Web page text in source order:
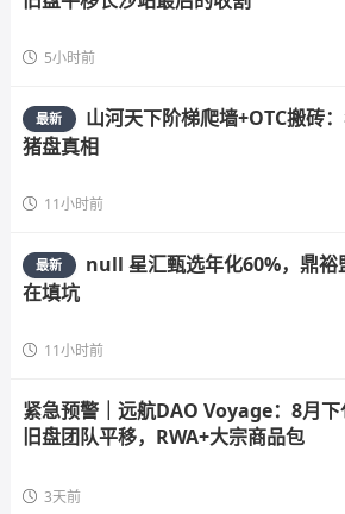
5小时前
最新
山河天下阶梯爬墙+OTC搬砖
猪盘真相
11小时前
最新
null 星汇甄选年化60%，鼎裕
在填坑
11小时前
紧急预警｜远航DAO Voyage：8月下
旧盘团队平移，RWA+大宗商品包
3天前